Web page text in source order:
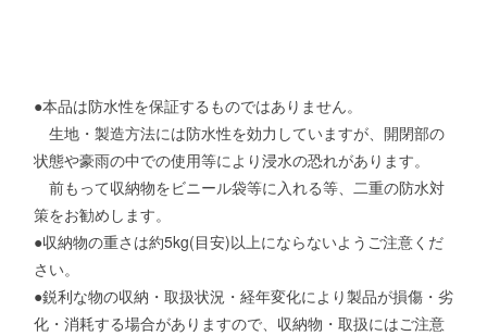
●本品は防水性を保証するものではありません。
生地・製造方法には防水性を効力していますが、開閉部の
状態や豪雨の中での使用等により浸水の恐れがあります。
前もって収納物をビニール袋等に入れる等、二重の防水対
策をお勧めします。
●収納物の重さは約5kg(目安)以上にならないようご注意くだ
さい。
●鋭利な物の収納・取扱状況・経年変化により製品が損傷・劣
化・消耗する場合がありますので、収納物・取扱にはご注意